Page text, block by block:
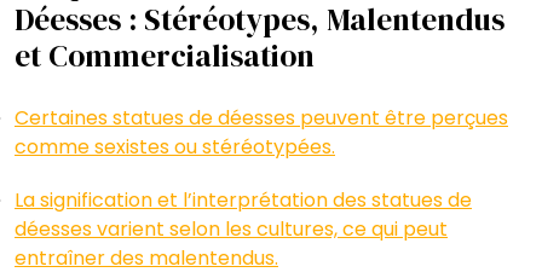
Déesses : Stéréotypes, Malentendus
et Commercialisation
Certaines statues de déesses peuvent être perçues
comme sexistes ou stéréotypées.
La signification et l’interprétation des statues de
déesses varient selon les cultures, ce qui peut
entraîner des malentendus.